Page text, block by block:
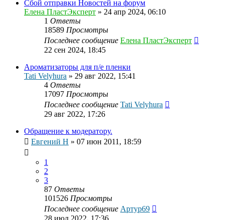
Сбой отправки Новостей на форум
Елена ПластЭксперт » 24 апр 2024, 06:10
1 Ответы
18589 Просмотры
Последнее сообщение Елена ПластЭксперт
22 сен 2024, 18:45
Ароматизаторы для п/е пленки
Tati Velyhura » 29 авг 2022, 15:41
4 Ответы
17097 Просмотры
Последнее сообщение Tati Velyhura
29 авг 2022, 17:26
Обращение к модератору.
Евгений Н » 07 июн 2011, 18:59
1
2
3
87 Ответы
101526 Просмотры
Последнее сообщение Артур69